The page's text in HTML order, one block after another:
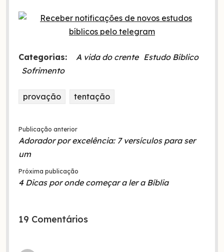
Categorias: A vida do crente
Estudo Bíblico
Sofrimento
provação tentação
Publicação anterior
Adorador por excelência: 7 versículos para ser
um
Próxima publicação
4 Dicas por onde começar a ler a Bíblia
19 Comentários